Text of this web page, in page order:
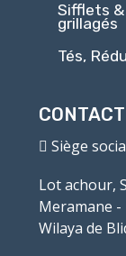
Sifflets
grillagés
Tés,
CONTACT
Siège
Lot achour,
Meramane -
Wilaya de